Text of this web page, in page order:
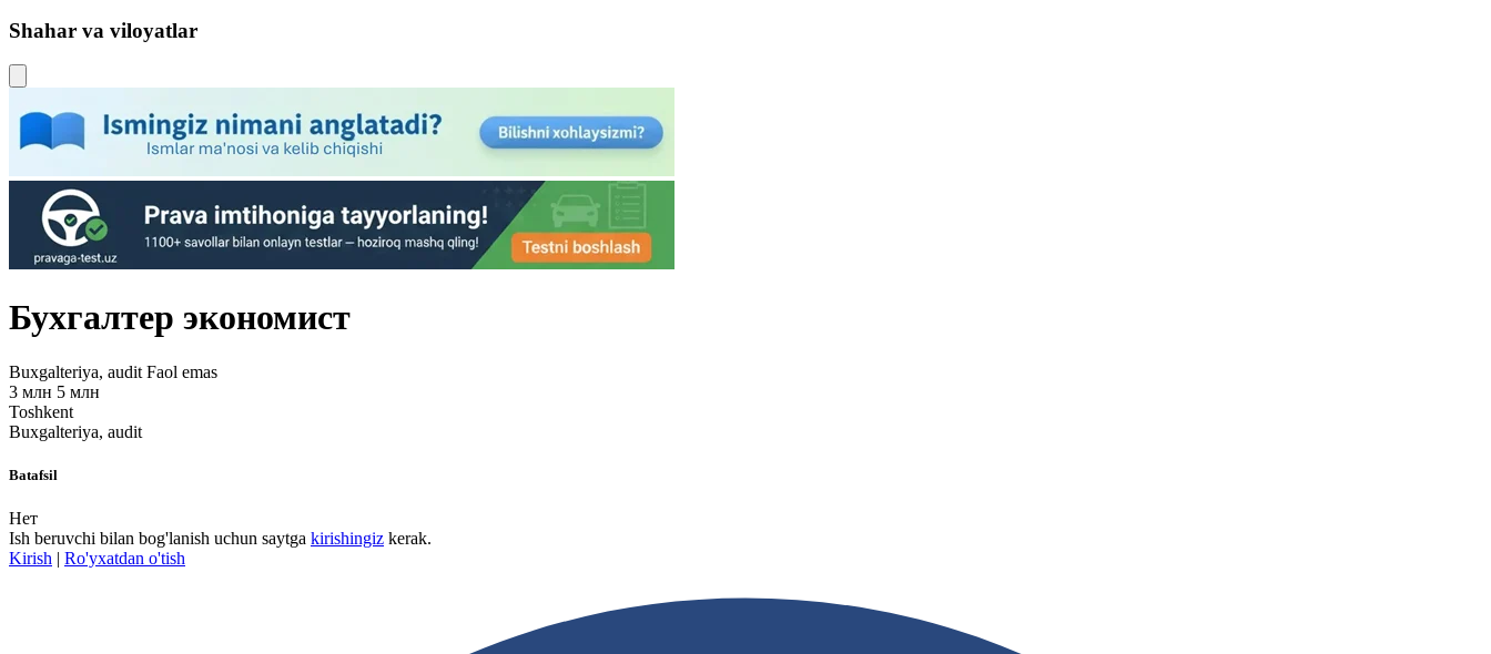
Shahar va viloyatlar
Бухгалтер экономист
Buxgalteriya, audit Faol emas
3 млн 5 млн
Toshkent
Buxgalteriya, audit
Batafsil
Нет
Ish beruvchi bilan bog'lanish uchun saytga kirishingiz kerak.
Kirish | Ro'yxatdan o'tish